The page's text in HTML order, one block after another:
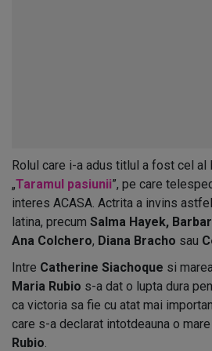
Rolul care i-a adus titlul a fost cel
„Taramul pasiunii”, pe care
interes ACASA. Actrita a invins
latina, precum Salma Hayek,
Ana Colchero, Diana Bracho sau
Intre Catherine Siachoque si
Maria Rubio s-a dat o lupta dura
ca victoria sa fie cu atat mai
care s-a declarat intotdeauna o
Rubio.